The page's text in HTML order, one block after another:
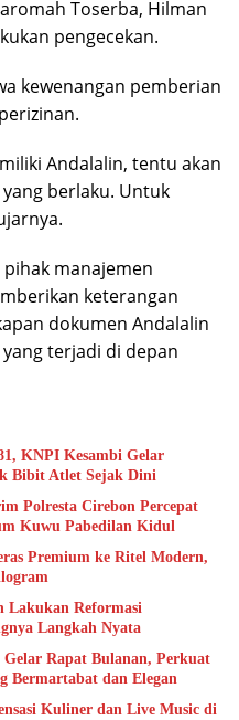
Toserba, Hilman
pengecekan.
kewenangan pemberian
Andalalin, tentu akan
berlaku. Untuk
manajemen
keterangan
dokumen Andalalin
terjadi di depan
KNPI Kesambi Gelar
Bibit Atlet Sejak Dini
Polresta Cirebon Percepat
Kuwu Pabedilan Kidul
Premium ke Ritel Modern,
Lakukan Reformasi
Langkah Nyata
Rapat Bulanan, Perkuat
Bermartabat dan Elegan
Kuliner dan Live Music di